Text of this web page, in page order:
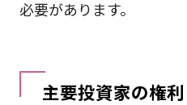
必要があります。
主要投資家の権利